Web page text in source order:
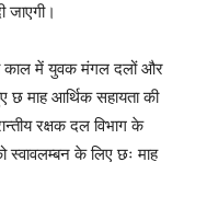
जाएगी।
काल में युवक मंगल दलों और
छ माह आर्थिक सहायता की
रक्षक दल विभाग के
के लिए छः माह